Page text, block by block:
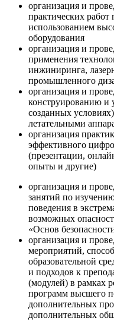
организация и
практических
использованием
оборудования
организация и
применения
инжиниринга,
промышленного
организация и
конструированию и
созданных
летательными
организация
эффективного
(презентации,
опыты и другие)
организация и
занятий по
поведения в
возможных
«Основ
организация и
мероприятий,
образовательной
и подходов к
(модулей) в рамках
программ высшего
дополнительных
дополнительных